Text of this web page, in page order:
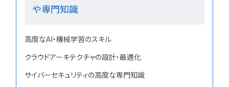
や専門知識
高度なAI・機械学習のスキル
クラウドアーキテクチャの設計・最適化
サイバーセキュリティの高度な専門知識